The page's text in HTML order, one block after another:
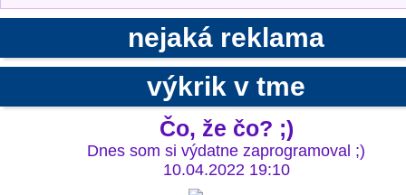
nejaká reklama
výkrik v tme
Čo, že čo? ;)
Dnes som si výdatne zaprogramoval ;)
10.04.2022 19:10